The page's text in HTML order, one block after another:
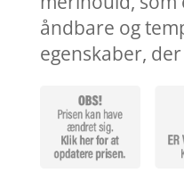
åndbare og
egenskaber,